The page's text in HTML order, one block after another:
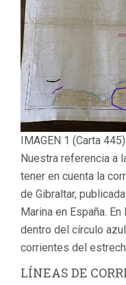
IMAGEN 1 (Carta 445)
Nuestra referencia a
tener en cuenta la
de Gibraltar,
Marina en España.
dentro del círculo
corrientes del
LÍNEAS DE